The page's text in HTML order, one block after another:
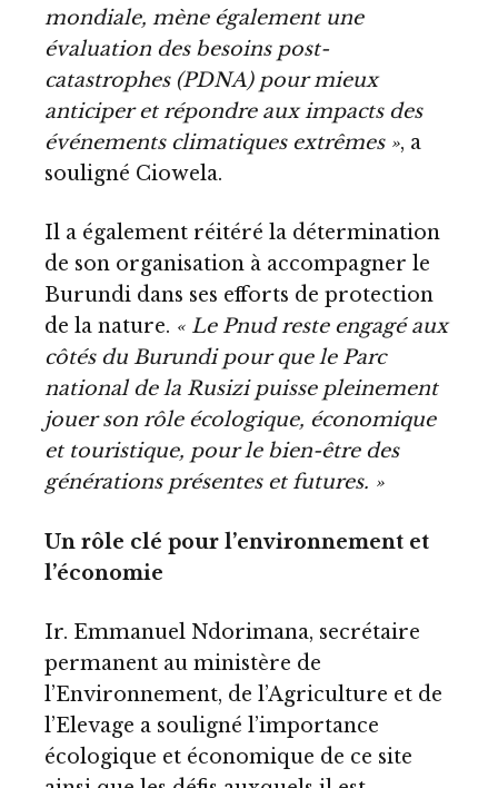
mondiale, mène également une
évaluation des besoins post-
catastrophes (PDNA) pour mieux
anticiper et répondre aux impacts des
événements climatiques extrêmes », a
souligné Ciowela.
Il a également réitéré la détermination
de son organisation à accompagner le
Burundi dans ses efforts de protection
de la nature. « Le Pnud reste engagé aux
côtés du Burundi pour que le Parc
national de la Rusizi puisse pleinement
jouer son rôle écologique, économique
et touristique, pour le bien-être des
générations présentes et futures. »
Un rôle clé pour l’environnement et
l’économie
Ir. Emmanuel Ndorimana, secrétaire
permanent au ministère de
l’Environnement, de l’Agriculture et de
l’Elevage a souligné l’importance
écologique et économique de ce site